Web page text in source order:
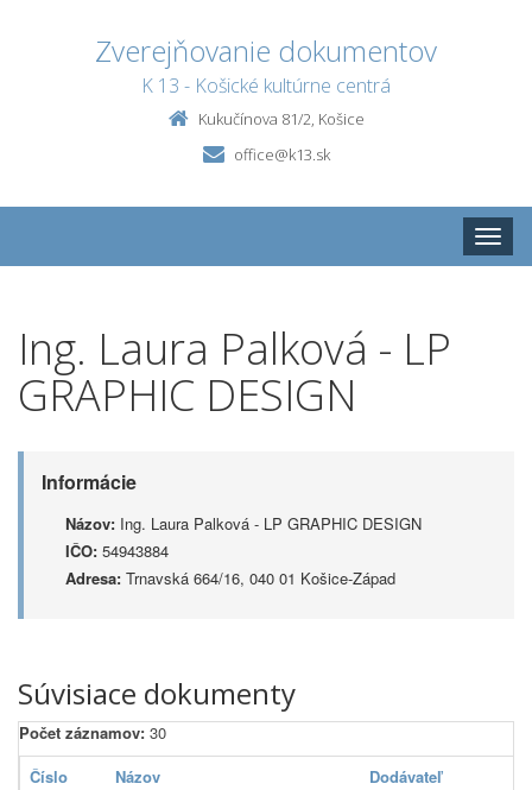
Zverejňovanie dokumentov
K 13 - Košické kultúrne centrá
Kukučínova 81/2, Košice
office@k13.sk
Toggle
Ing. Laura Palková - LP
GRAPHIC DESIGN
Informácie
Názov: Ing. Laura Palková - LP GRAPHIC DESIGN
IČO: 54943884
Adresa: Trnavská 664/16, 040 01 Košice-Západ
Súvisiace dokumenty
Počet záznamov: 30
Číslo
Názov
Dodávateľ